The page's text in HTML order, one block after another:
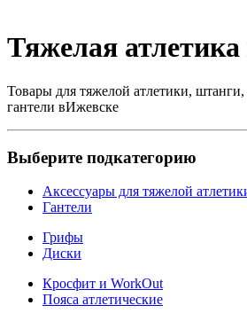
Тяжелая
Товары для тяжелой атлетики,
гантели вИжевске
Выберите подкатегорию
Аксессуары для тяжелой
Гантели
Грифы
Диски
Кросфит и WorkOut
Пояса атлетические